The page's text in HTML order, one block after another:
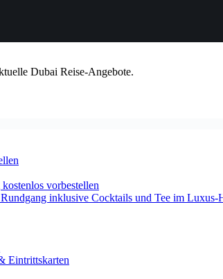
Dubai Reise-Angebote.
vorbestellen
inklusive Cocktails und Tee im Luxus-
Eintrittskarten